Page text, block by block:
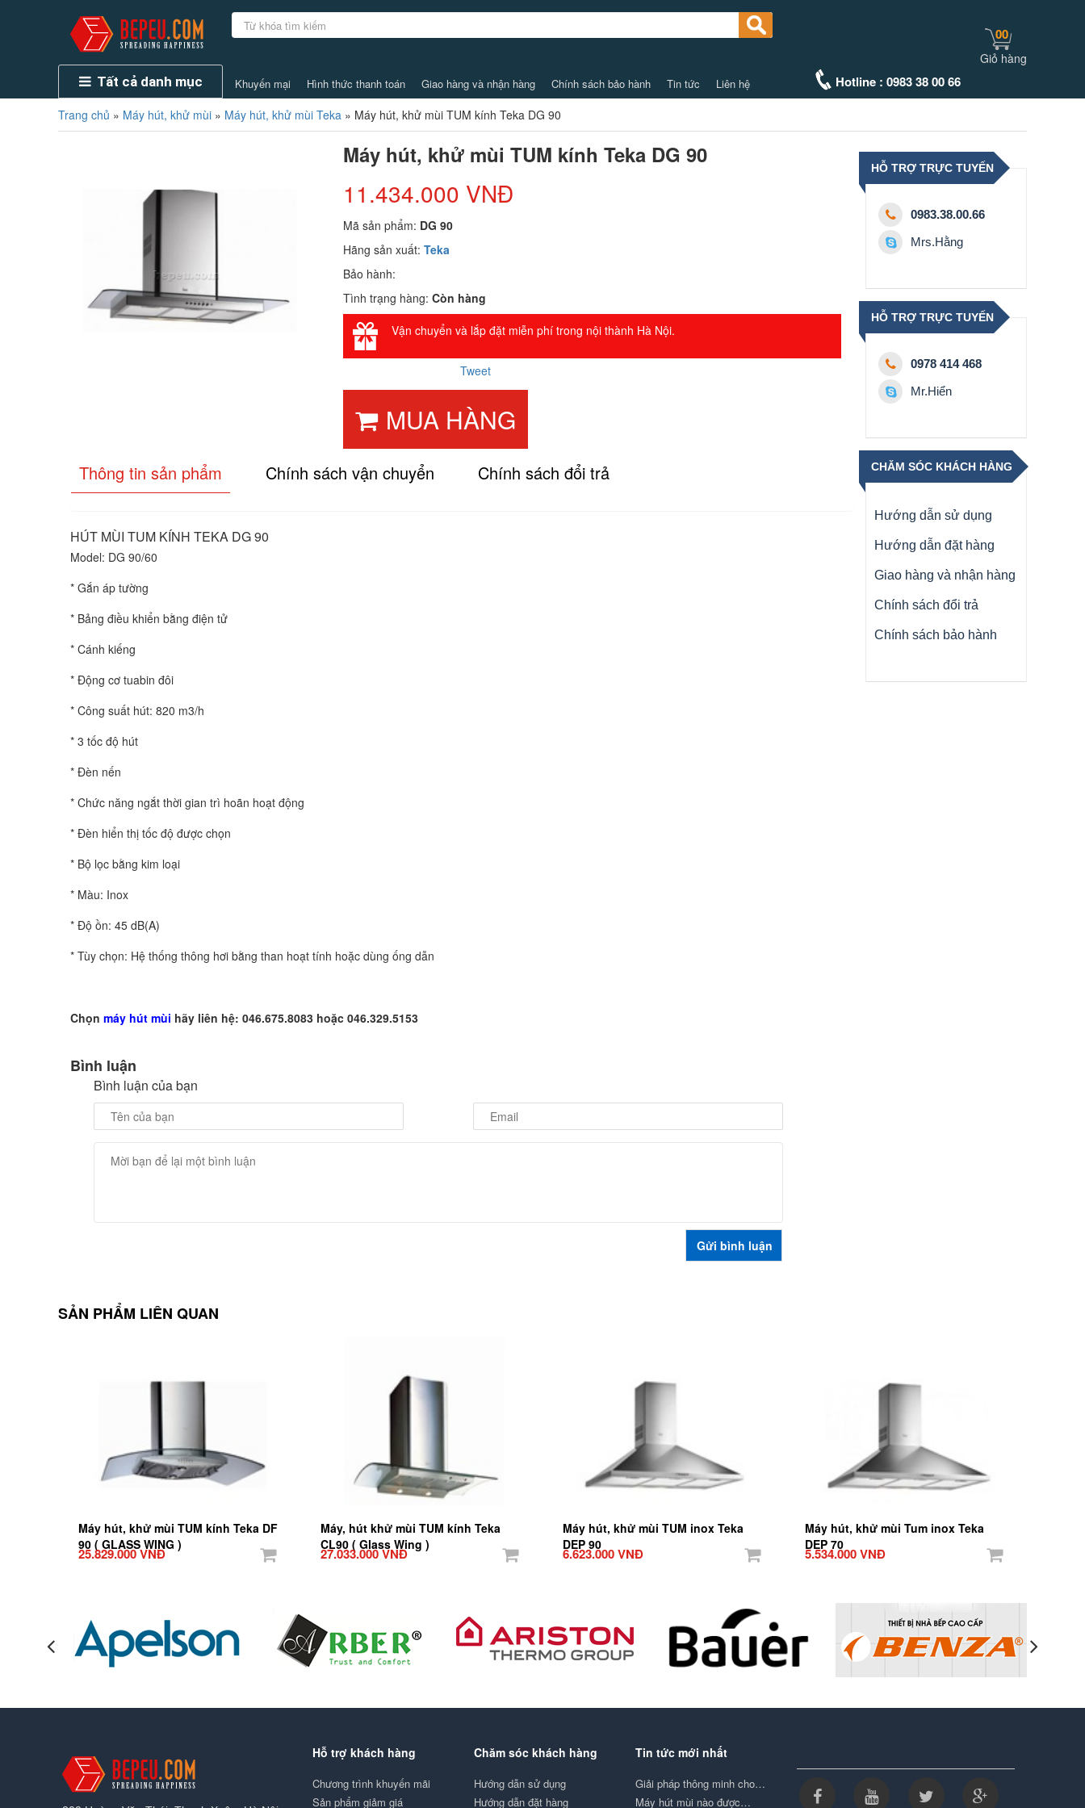
Tất cả danh mục Khuyến mại Hình thức thanh toán Giao hàng và nhận hàng Chính sách bảo hành Tin tức Liên hệ Hotline : 0983 38 00 66
00
Giỏ hàng
Trang chủ » Máy hút, khử mùi » Máy hút, khử mùi Teka » Máy hút, khử mùi TUM kính Teka DG 90
Máy hút, khử mùi TUM kính Teka DG 90
11.434.000 VNĐ
Mã sản phẩm: DG 90
Hãng sản xuất:Teka
Bảo hành:
Tình trạng hàng:Còn hàng
Vận chuyển và lắp đặt miễn phí trong nội thành Hà Nội.
Tweet
MUA HÀNG
Thông tin sản phẩm Chính sách vận chuyển Chính sách đổi trả
HÚT MÙI TUM KÍNH TEKA DG 90
Model: DG 90/60
* Gắn áp tường
* Bảng điều khiển bằng điện tử
* Cánh kiếng
* Động cơ tuabin đôi
* Công suất hút: 820 m3/h
* 3 tốc độ hút
* Đèn nến
* Chức năng ngắt thời gian trì hoãn hoạt động
* Đèn hiển thị tốc độ được chọn
* Bộ lọc bằng kim loại
* Màu: Inox
* Độ ồn: 45 dB(A)
* Tùy chọn: Hệ thống thông hơi bằng than hoạt tính hoặc dùng ống dẫn
Chọn máy hút mùi hãy liên hệ: 046.675.8083 hoặc 046.329.5153
Bình luận
Bình luận của bạn
HỖ TRỢ TRỰC TUYẾN
0983.38.00.66
Mrs.Hằng
HỖ TRỢ TRỰC TUYẾN
0978 414 468
Mr.Hiển
CHĂM SÓC KHÁCH HÀNG
Hướng dẫn sử dụng
Hướng dẫn đặt hàng
Giao hàng và nhận hàng
Chính sách đổi trả
Chính sách bảo hành
SẢN PHẨM LIÊN QUAN
Máy hút, khử mùi TUM kính Teka DF
90 ( GLASS WING )
25.829.000 VNĐ
Máy, hút khử mùi TUM kính Teka
CL90 ( Glass Wing )
27.033.000 VNĐ
Máy hút, khử mùi TUM inox Teka
DEP 90
6.623.000 VNĐ
Máy hút, khử mùi Tum inox Teka
DEP 70
5.534.000 VNĐ
Hỗ trợ khách hàng
Chương trình khuyến mãi
Sản phẩm giảm giá
Chăm sóc khách hàng
Hướng dẫn sử dụng
Hướng dẫn đặt hàng
Tin tức mới nhất
Giải pháp thông minh cho…
Máy hút mùi nào được…